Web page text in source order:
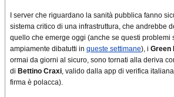
I server che riguardano la sanità pubblica fanno
sistema critico di una infrastruttura, che andrebbe
quello che emerge oggi (anche se questi problemi
ampiamente dibatutti in queste settimane), i Green
ormai da giorni al sicuro, sono tornati alla deriva
di Bettino Craxi, valido dalla app di verifica
firma è polacca).